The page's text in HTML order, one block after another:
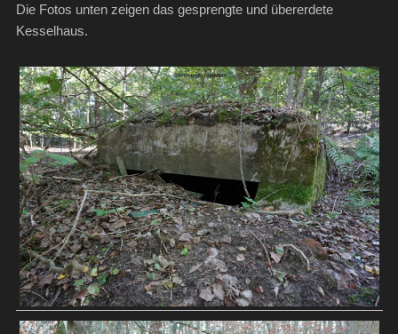
Die Fotos unten zeigen das gesprengte und übererdete
Kesselhaus.